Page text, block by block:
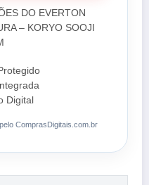
DO EVERTON
– KORYO SOOJI
Digital
ComprasDigitais.com.br